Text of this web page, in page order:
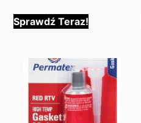
Sprawdź Teraz!